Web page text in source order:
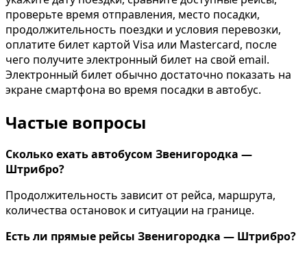
проверьте время отправления, место посадки,
продолжительность поездки и условия перевозки,
оплатите билет картой Visa или Mastercard, после
чего получите электронный билет на свой email.
Электронный билет обычно достаточно показать на
экране смартфона во время посадки в автобус.
Частые вопросы
Сколько ехать автобусом Звенигородка —
Штрибро?
Продолжительность зависит от рейса, маршрута,
количества остановок и ситуации на границе.
Есть ли прямые рейсы Звенигородка — Штрибро?